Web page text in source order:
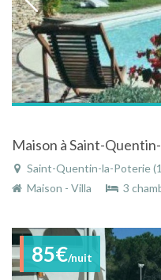
Saint-Quentin-la-Poterie (11 km),
Maison - Villa
3
85€/nuit